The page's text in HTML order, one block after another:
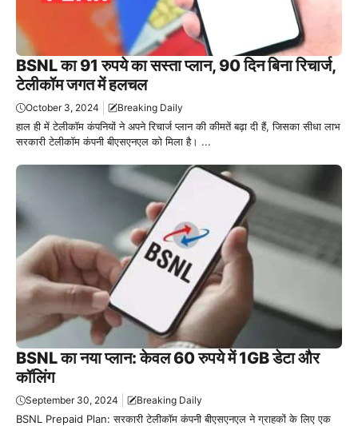
BSNL का 91 रुपये का सस्ता प्लान, 90 दिन बिना रिचार्ज,
टेलीकॉम जगत में हलचल
October 3, 2024 Breaking Daily
हाल ही में टेलीकॉम कंपनियों ने अपने रिचार्ज प्लान की कीमतें बढ़ा दी हैं, जिसका सीधा लाभ
सरकारी टेलीकॉम कंपनी बीएसएनएल को मिला है। ...
BSNL का नया प्लान: केवल 60 रुपये में 1GB डेटा और
कॉलिंग
September 30, 2024 Breaking Daily
BSNL Prepaid Plan: सरकारी टेलीकॉम कंपनी बीएसएनएल ने ग्राहकों के लिए एक